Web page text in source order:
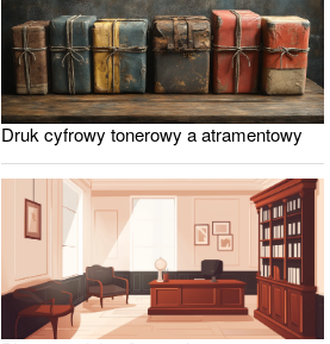
Druk cyfrowy tonerowy a atramentowy